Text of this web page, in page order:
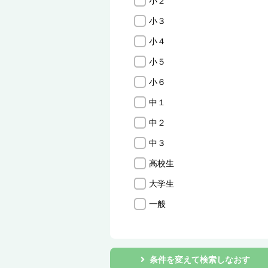
小３
小４
小５
小６
中１
中２
中３
高校生
大学生
一般
条件を変えて検索しなおす